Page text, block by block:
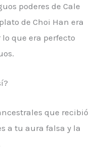
poderes de Cale
de Choi Han era
que era perfecto
que recibió
a tu aura falsa y la